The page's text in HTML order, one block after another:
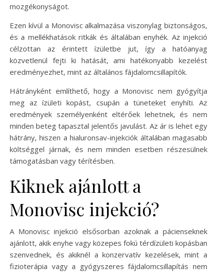
mozgékonyságot.
Ezen kívül a Monovisc alkalmazása viszonylag biztonságos,
és a mellékhatások ritkák és általában enyhék. Az injekció
célzottan az érintett ízületbe jut, így a hatóanyag
közvetlenül fejti ki hatását, ami hatékonyabb kezelést
eredményezhet, mint az általános fájdalomcsillapítók.
Hátrányként említhető, hogy a Monovisc nem gyógyítja
meg az ízületi kopást, csupán a tüneteket enyhíti. Az
eredmények személyenként eltérőek lehetnek, és nem
minden beteg tapasztal jelentős javulást. Az ár is lehet egy
hátrány, hiszen a hialuronsav-injekciók általában magasabb
költséggel járnak, és nem minden esetben részesülnek
támogatásban vagy térítésben.
Kiknek ajánlott a
Monovisc injekció?
A Monovisc injekció elsősorban azoknak a pácienseknek
ajánlott, akik enyhe vagy közepes fokú térdízületi kopásban
szenvednek, és akiknél a konzervatív kezelések, mint a
fizioterápia vagy a gyógyszeres fájdalomcsillapítás nem